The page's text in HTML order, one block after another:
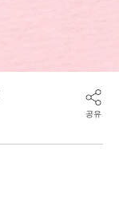
공유